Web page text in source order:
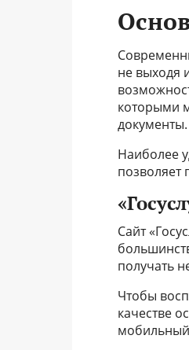
не выходя
которыми
документы.
Наиболее
позволяет
Сайт
получать
Чтобы
качестве